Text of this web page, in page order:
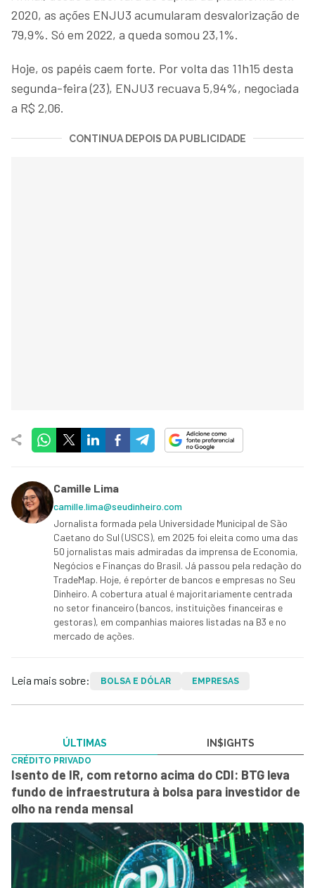
2020, as ações ENJU3 acumularam desvalorização de
79,9%. Só em 2022, a queda somou 23,1%.
Hoje, os papéis caem forte. Por volta das 11h15 desta
segunda-feira (23), ENJU3 recuava 5,94%, negociada
a R$ 2,06.
CONTINUA DEPOIS DA PUBLICIDADE
Camille Lima
camille.lima@seudinheiro.com
Jornalista formada pela Universidade Municipal de São
Caetano do Sul (USCS), em 2025 foi eleita como uma das
50 jornalistas mais admiradas da imprensa de Economia,
Negócios e Finanças do Brasil. Já passou pela redação do
TradeMap. Hoje, é repórter de bancos e empresas no Seu
Dinheiro. A cobertura atual é majoritariamente centrada
no setor financeiro (bancos, instituições financeiras e
gestoras), em companhias maiores listadas na B3 e no
mercado de ações.
Leia mais sobre: BOLSA E DÓLAR EMPRESAS
ÚLTIMAS IN$IGHTS
CRÉDITO PRIVADO
Isento de IR, com retorno acima do CDI: BTG leva
fundo de infraestrutura à bolsa para investidor de
olho na renda mensal